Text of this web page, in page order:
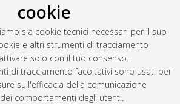
cookie
sia cookie tecnici necessari per il suo
e altri strumenti di tracciamento
solo con il tuo consenso.
di tracciamento facoltativi sono usati per
sull'efficacia della comunicazione
comportamenti degli utenti.
MCAO for Extremely Large
LBT and E-ELT
Università di Bologna. Dottorato di
, 21 Ciclo. DOI
1855.
ilFri Aug 7 20:46:40 2026 CEST